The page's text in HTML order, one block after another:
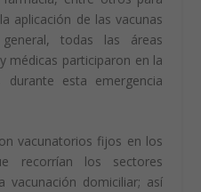
aplicación de las vacunas
todas las áreas
médicas participaron en la
esta emergencia
vacunatorios fijos en los
recorrían los sectores
vacunación domiciliar; así